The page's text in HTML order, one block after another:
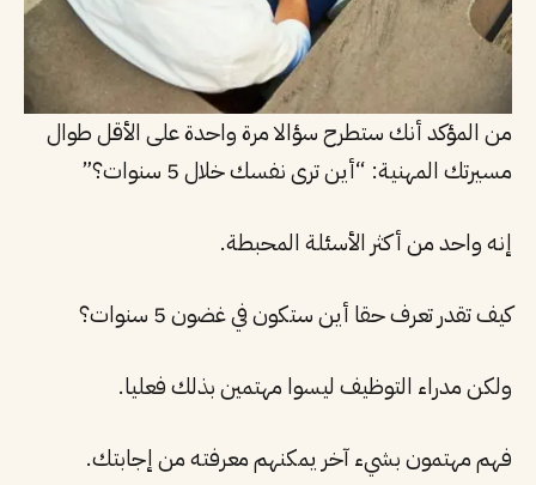
من المؤكد أنك ستطرح سؤالا مرة واحدة على الأقل طوال
مسيرتك المهنية: “أين ترى نفسك خلال 5 سنوات؟”
إنه واحد من أكثر الأسئلة المحبطة.
كيف تقدر تعرف حقا أين ستكون في غضون 5 سنوات؟
ولكن مدراء التوظيف ليسوا مهتمين بذلك فعليا.
فهم مهتمون بشيء آخر يمكنهم معرفته من إجابتك.